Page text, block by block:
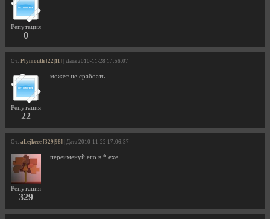
Репутация
0
От: Plymouth [22|11] | Дата 2010-11-28 17:56:07
Репутация
22
может не срабоать
От: aLejkeee [329|98] | Дата 2010-11-22 17:06:37
Репутация
329
переименуй его в *.exe